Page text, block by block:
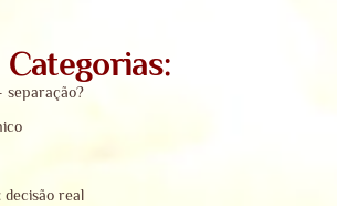
Categorias:
separação?
real